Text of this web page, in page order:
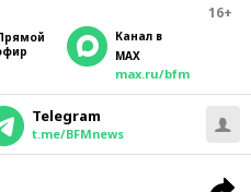
16+
Канал в
MAX
max.ru/bfm
Telegram
t.me/BFMnews